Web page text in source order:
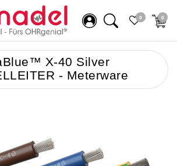
0 0
X-40 Silver
- Meterware